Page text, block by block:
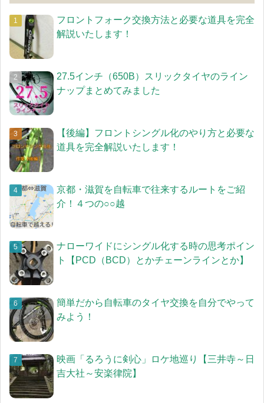
フロントフォーク交換方法と必要な道具を完全
解説いたします！
27.5インチ（650B）スリックタイヤのライン
ナップまとめてみました
【後編】フロントシングル化のやり方と必要な
道具を完全解説いたします！
京都・滋賀を自転車で往来するルートをご紹
介！４つの○○越
ナローワイドにシングル化する時の思考ポイン
ト【PCD（BCD）とかチェーンラインとか】
簡単だから自転車のタイヤ交換を自分でやって
みよう！
映画「るろうに剣心」ロケ地巡り【三井寺～日
吉大社～安楽律院】